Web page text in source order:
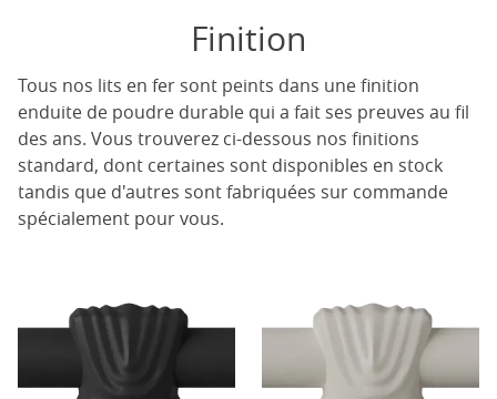
Finition
Tous nos lits en fer sont peints dans une finition
enduite de poudre durable qui a fait ses preuves au fil
des ans. Vous trouverez ci-dessous nos finitions
standard, dont certaines sont disponibles en stock
tandis que d'autres sont fabriquées sur commande
spécialement pour vous.